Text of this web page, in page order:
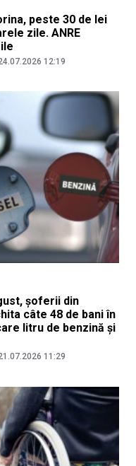
peste 30 de lei
zile. ANRE
12:19
șoferii din
câte 48 de bani în
litru de benzină și
11:29